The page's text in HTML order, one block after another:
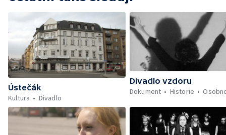
Ústečák
Kultura
Divadlo
Divadlo vzdoru
Dokument
Historie